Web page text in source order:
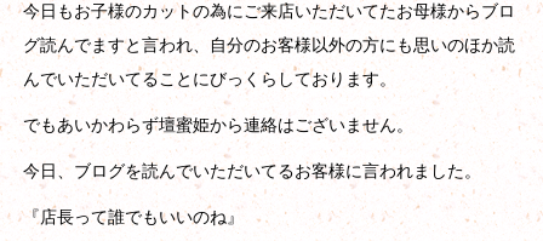
今日もお子様のカットの為にご来店いただいてたお母様からブロ
グ読んでますと言われ、自分のお客様以外の方にも思いのほか読
んでいただいてることにびっくらしております。
でもあいかわらず壇蜜姫から連絡はございません。
今日、ブログを読んでいただいてるお客様に言われました。
『店長って誰でもいいのね』